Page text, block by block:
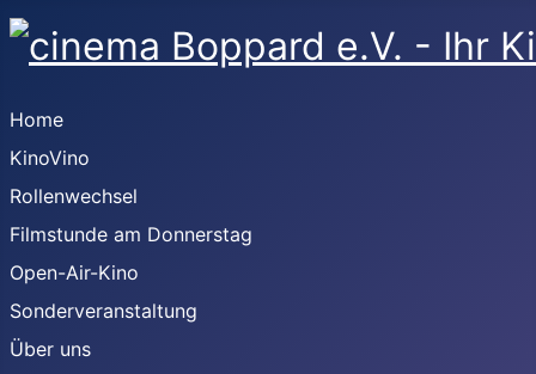
Home
KinoVino
Rollenwechsel
Filmstunde am Donnerstag
Open-Air-Kino
Sonderveranstaltung
Über uns